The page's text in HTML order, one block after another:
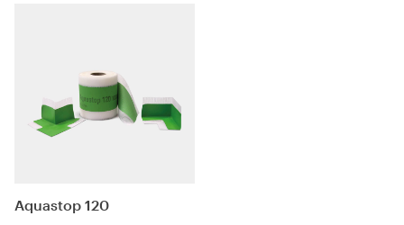
τοποθέτηση με τζελ-συγκολλητικά
υλικά κεραμικών πλακιδίων,
γρανιτοπλακιδίων, ψηφίδας και
φυσικών λίθων.
Aquastop 120